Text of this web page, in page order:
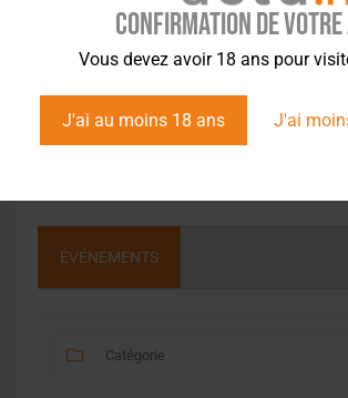
Confirmation de votre
Vous devez avoir 18 ans pour
J'ai au moins 18 ans J'ai
ÉVÉNEMENTS